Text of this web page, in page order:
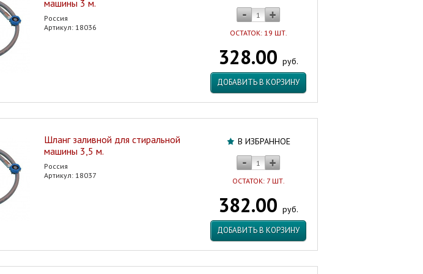
ОСТАТОК: 19 ШТ.
328.00 руб.
ДОБАВИТЬ В КОРЗИНУ
машины 3 м.
Россия
Артикул: 18036
В ИЗБРАННОЕ
ОСТАТОК: 7 ШТ.
382.00 руб.
ДОБАВИТЬ В КОРЗИНУ
Шланг заливной для стиральной
машины 3,5 м.
Россия
Артикул: 18037